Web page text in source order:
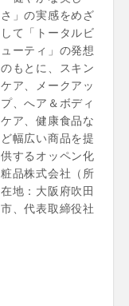
さ」の実感をめざ
して「トータルビ
ューティ」の発想
のもとに、スキン
ケア、メークアッ
プ、へア＆ボディ
ケア、健康食品な
ど幅広い商品を提
供するオッペン化
粧品株式会社（所
在地：大阪府吹田
市、代表取締役社